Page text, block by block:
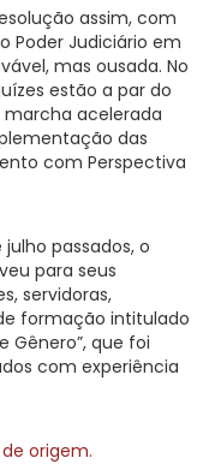
assim, com
Poder Judiciário em
mas ousada. No
estão a par do
acelerada
das
com Perspectiva
julho passados, o
para seus
servidoras,
formação intitulado
Gênero”, que foi
com experiência
origem.